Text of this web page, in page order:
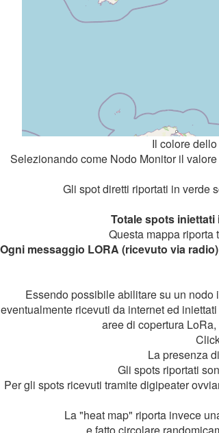
Il colore
Selezionando come Nodo Monitor il
Gli spot diretti riportati in verde
Totale spots iniettati
Questa mappa riporta
Ogni messaggio LORA (ricevuto via
Essendo possibile abilitare su un nodo
eventualmente ricevuti da internet ed
aree di copertura
La presenza di
Gli spots riportati
Per gli spots ricevuti tramite digipeater
La "heat map" riporta invece